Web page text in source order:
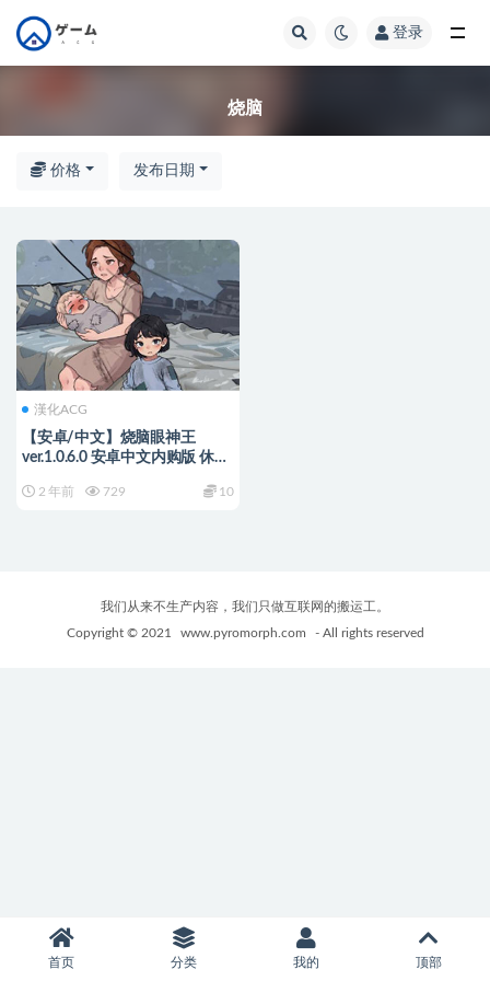
登录
烧脑
价格 发布日期
漢化ACG
【安卓/中文】烧脑眼神王
ver.1.0.6.0 安卓中文内购版 休闲
2 年前 729 10
我们从来不生产内容，我们只做互联网的搬运工。
Copyright © 2021
www.pyromorph.com - All rights reserved
首页 分类 我的 顶部